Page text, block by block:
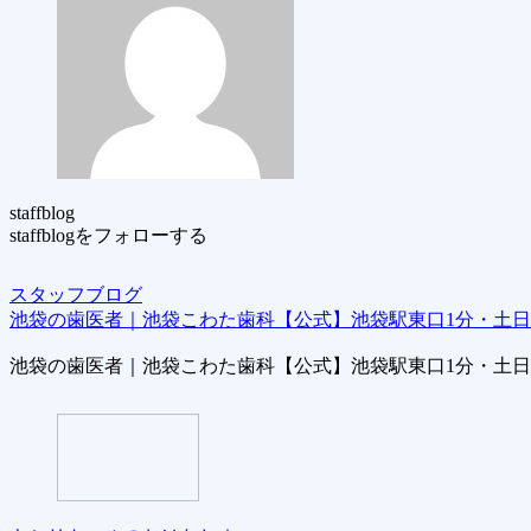
staffblog
staffblogをフォローする
スタッフブログ
池袋の歯医者｜池袋こわた歯科【公式】池袋駅東口1分・土
池袋の歯医者｜池袋こわた歯科【公式】池袋駅東口1分・土